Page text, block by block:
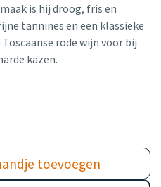
is hij droog, fris en
tannines en een klassieke
rode wijn voor bij
kazen.
toevoegen